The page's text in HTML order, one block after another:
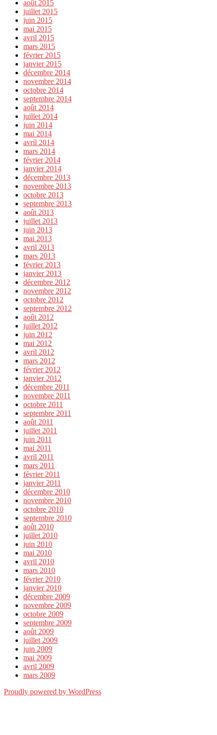
août 2015
juillet 2015
juin 2015
mai 2015
avril 2015
mars 2015
février 2015
janvier 2015
décembre 2014
novembre 2014
octobre 2014
septembre 2014
août 2014
juillet 2014
juin 2014
mai 2014
avril 2014
mars 2014
février 2014
janvier 2014
décembre 2013
novembre 2013
octobre 2013
septembre 2013
août 2013
juillet 2013
juin 2013
mai 2013
avril 2013
mars 2013
février 2013
janvier 2013
décembre 2012
novembre 2012
octobre 2012
septembre 2012
août 2012
juillet 2012
juin 2012
mai 2012
avril 2012
mars 2012
février 2012
janvier 2012
décembre 2011
novembre 2011
octobre 2011
septembre 2011
août 2011
juillet 2011
juin 2011
mai 2011
avril 2011
mars 2011
février 2011
janvier 2011
décembre 2010
novembre 2010
octobre 2010
septembre 2010
août 2010
juillet 2010
juin 2010
mai 2010
avril 2010
mars 2010
février 2010
janvier 2010
décembre 2009
novembre 2009
octobre 2009
septembre 2009
août 2009
juillet 2009
juin 2009
mai 2009
avril 2009
mars 2009
Proudly powered by WordPress